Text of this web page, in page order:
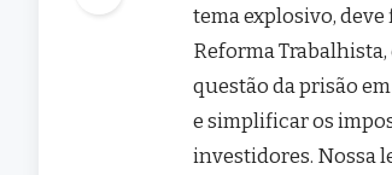
tema explosivo,
Reforma
questão da prisão
e simplificar os
investidores. Nossa